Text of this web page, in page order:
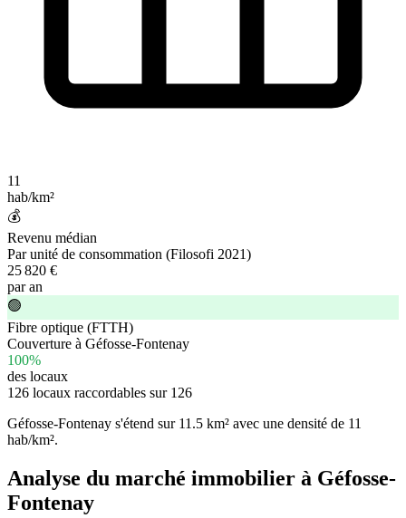
11
hab/km²
💰
Revenu médian
Par unité de consommation (Filosofi 2021)
25 820 €
par an
🟢
Fibre optique (FTTH)
Couverture à Géfosse-Fontenay
100%
des locaux
126 locaux raccordables sur 126
Géfosse-Fontenay s'étend sur 11.5 km² avec une densité de 11
hab/km².
Analyse du marché immobilier à Géfosse-
Fontenay